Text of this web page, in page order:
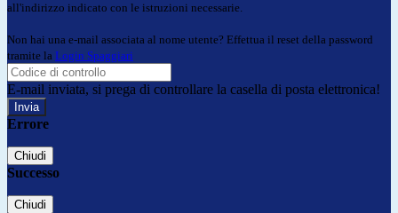
all'indirizzo indicato con le istruzioni necessarie.
Non hai una e-mail associata al nome utente? Effettua il reset della password
tramite la Login Spaggiari
E-mail inviata, si prega di controllare la casella di posta elettronica!
Errore
Chiudi
Successo
Chiudi